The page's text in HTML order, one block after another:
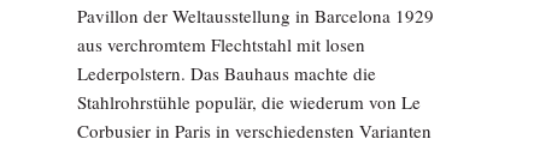
Pavillon der Weltausstellung in Barcelona 1929
aus verchromtem Flechtstahl mit losen
Lederpolstern. Das Bauhaus machte die
Stahlrohrstühle populär, die wiederum von Le
Corbusier in Paris in verschiedensten Varianten